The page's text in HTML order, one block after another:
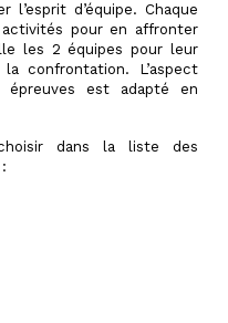
d’équipe. Chaque
pour en affronter
les 2 équipes pour leur
confrontation. L’aspect
épreuves est adapté en
dans la liste des